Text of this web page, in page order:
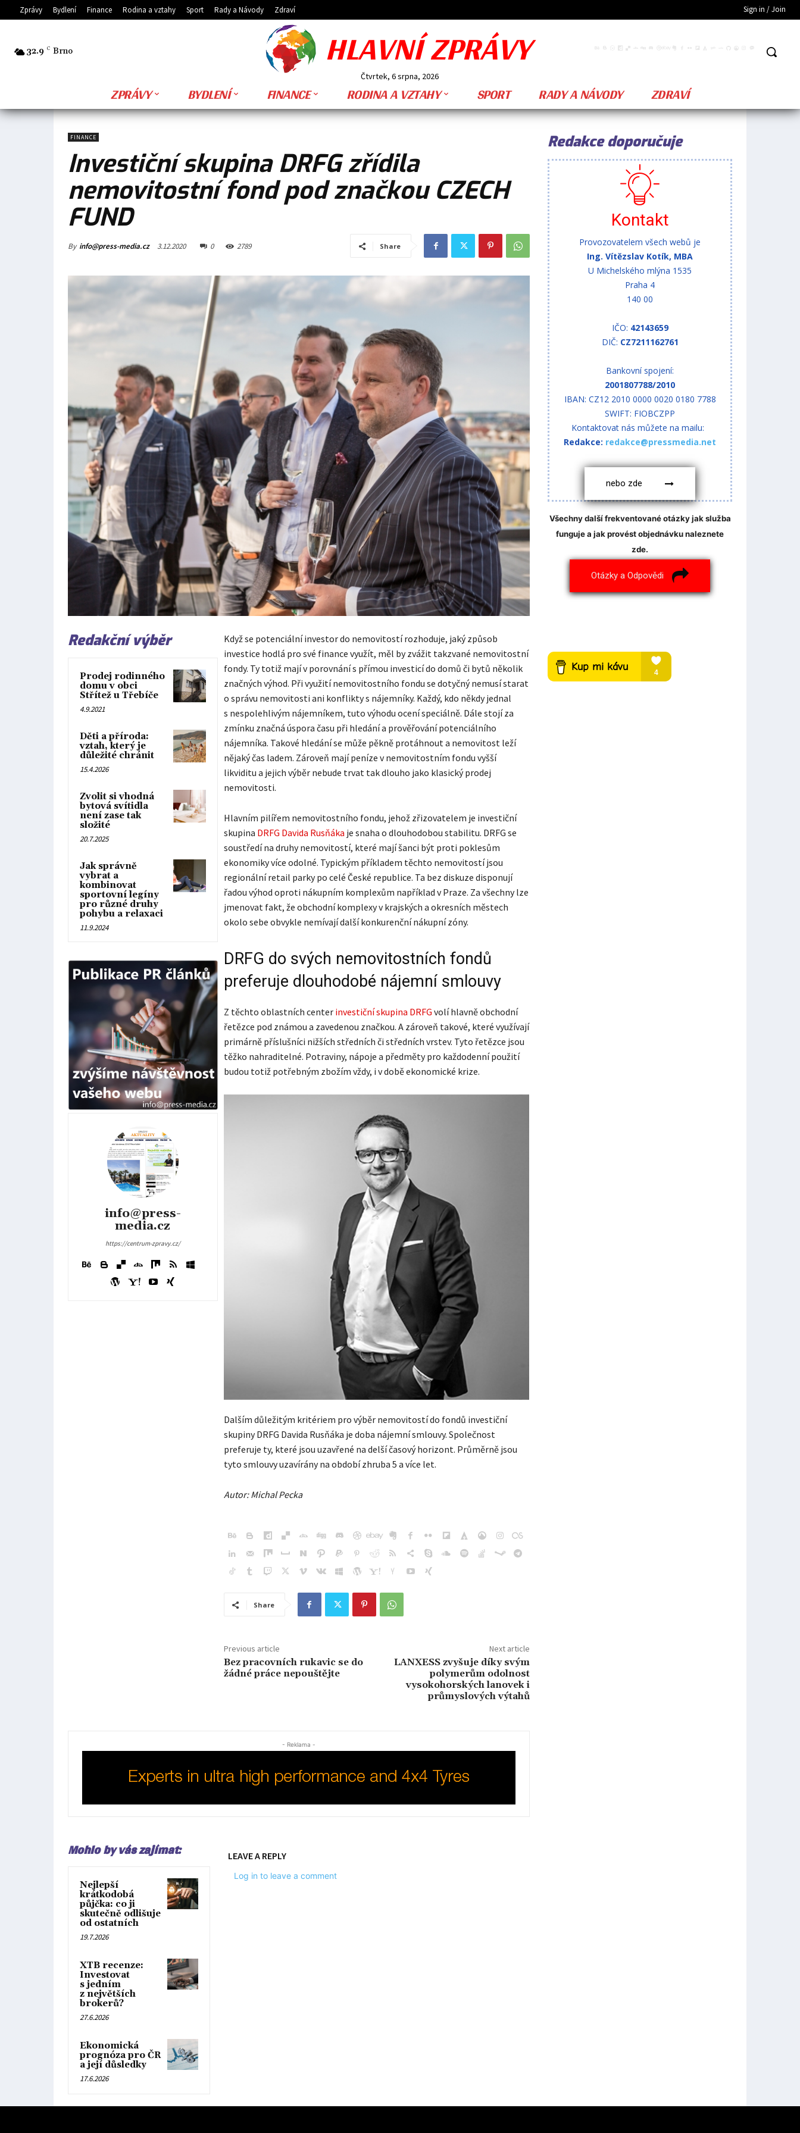
Zprávy Bydlení Finance Rodina a vztahy Sport Rady a Návody Zdraví Sign in / Join
32.9 C Brno HLAVNÍ ZPRÁVY
Čtvrtek, 6 srpna, 2026
ZPRÁVY BYDLENÍ FINANCE RODINA A VZTAHY SPORT RADY A NÁVODY ZDRAVÍ
FINANCE
Investiční skupina DRFG zřídila
nemovitostní fond pod značkou CZECH
FUND
By info@press-media.cz 3.12.2020 0 2789 Share
Redakční výběr
Prodej rodinného
domu v obci
Střítež u Třebíče
4.9.2021
Děti a příroda:
vztah, který je
důležité chránit
15.4.2026
Zvolit si vhodná
bytová svítidla
není zase tak
složité
20.7.2025
Jak správně
vybrat a
kombinovat
sportovní legíny
pro různé druhy
pohybu a relaxaci
11.9.2024
info@press-
media.cz
https://centrum-zpravy.cz/
Když se potenciální investor do nemovitostí rozhoduje, jaký způsob
investice hodlá pro své finance využít, měl by zvážit takzvané nemovitostní
fondy. Ty totiž mají v porovnání s přímou investicí do domů či bytů několik
značných výhod. Při využití nemovitostního fondu se dotyčný nemusí starat
o správu nemovitosti ani konflikty s nájemníky. Každý, kdo někdy jednal
s nespolehlivým nájemníkem, tuto výhodu ocení speciálně. Dále stojí za
zmínku značná úspora času při hledání a prověřování potenciálního
nájemníka. Takové hledání se může pěkně protáhnout a nemovitost leží
nějaký čas ladem. Zároveň mají peníze v nemovitostním fondu vyšší
likviditu a jejich výběr nebude trvat tak dlouho jako klasický prodej
nemovitosti.
Hlavním pilířem nemovitostního fondu, jehož zřizovatelem je investiční
skupina DRFG Davida Rusňáka je snaha o dlouhodobou stabilitu. DRFG se
soustředí na druhy nemovitostí, které mají šanci být proti poklesům
ekonomiky více odolné. Typickým příkladem těchto nemovitostí jsou
regionální retail parky po celé České republice. Ta bez diskuze disponují
řadou výhod oproti nákupním komplexům například v Praze. Za všechny lze
jmenovat fakt, že obchodní komplexy v krajských a okresních městech
okolo sebe obvykle nemívají další konkurenční nákupní zóny.
DRFG do svých nemovitostních fondů
preferuje dlouhodobé nájemní smlouvy
Z těchto oblastních center investiční skupina DRFG volí hlavně obchodní
řetězce pod známou a zavedenou značkou. A zároveň takové, které využívají
primárně příslušníci nižších středních či středních vrstev. Tyto řetězce jsou
těžko nahraditelné. Potraviny, nápoje a předměty pro každodenní použití
budou totiž potřebným zbožím vždy, i v době ekonomické krize.
Dalším důležitým kritériem pro výběr nemovitostí do fondů investiční
skupiny DRFG Davida Rusňáka je doba nájemní smlouvy. Společnost
preferuje ty, které jsou uzavřené na delší časový horizont. Průměrně jsou
tyto smlouvy uzavírány na období zhruba 5 a více let.
Autor: Michal Pecka
Share
Previous article
Bez pracovních rukavic se do
žádné práce nepouštějte
Next article
LANXESS zvyšuje díky svým
polymerům odolnost
vysokohorských lanovek i
průmyslových výtahů
- Reklama -
Mohlo by vás zajímat:
Nejlepší
krátkodobá
půjčka: co ji
skutečně odlišuje
od ostatních
19.7.2026
XTB recenze:
Investovat
s jedním
z největších
brokerů?
27.6.2026
Ekonomická
prognóza pro ČR
a její důsledky
17.6.2026
LEAVE A REPLY
Log in to leave a comment
Redakce doporučuje
Kontakt
Provozovatelem všech webů je
Ing. Vítězslav Kotík, MBA
U Michelského mlýna 1535
Praha 4
140 00
IČO: 42143659
DIČ: CZ7211162761
Bankovní spojení:
2001807788/2010
IBAN: CZ12 2010 0000 0020 0180 7788
SWIFT: FIOBCZPP
Kontaktovat nás můžete na mailu:
Redakce: redakce@pressmedia.net
nebo zde
Všechny další frekventované otázky jak služba
funguje a jak provést objednávku naleznete
zde.
Otázky a Odpovědi